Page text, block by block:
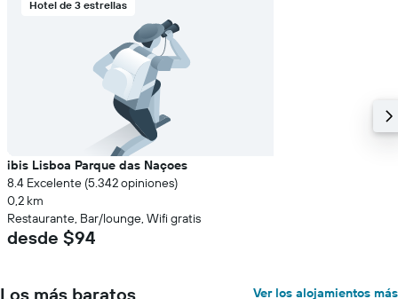
Hotel de 3 estrellas
ibis Lisboa Parque das Naçoes
8.4 Excelente (5.342 opiniones)
0,2 km
Restaurante, Bar/lounge, Wifi gratis
desde $94
Los más baratos
Ver los alojamientos más